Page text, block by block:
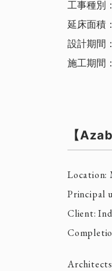
工事種別
延床面積
設計期間
施工期間
【
Location:
Principal
Client: